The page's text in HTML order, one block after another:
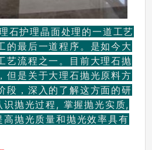
石护理晶面处理的一道工艺
的最后一道程序。是如今大
艺流程之一。目前大理石抛
但是关于大理石抛光原料方
段，深入的了解这方面的研
抛光过程, 掌握抛光实质,
抛光质量和抛光效率具有